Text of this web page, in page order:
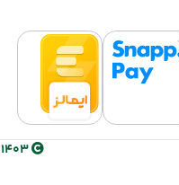
1403 - 1397